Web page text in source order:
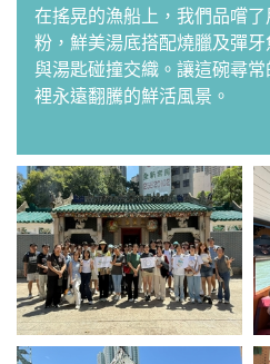
在搖晃的漁船上，我們品嚐
粉，鮮美湯底搭配燒臘及彈
與湯匙碰撞交織。讓這碗尋
裡永遠翻騰的鮮活風景。